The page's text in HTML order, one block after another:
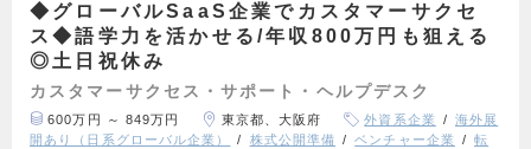
◆グローバルSaaS企業でカスタマーサクセ
ス◆語学力を活かせる/年収800万円も狙える
◎土日祝休み
カスタマーサクセス・サポート・ヘルプデスク
600万円 ～ 849万円 東京都、大阪府 外資系企業
海外展
開あり（日系グローバル企業）
株式公開準備 ベンチャー企業
転